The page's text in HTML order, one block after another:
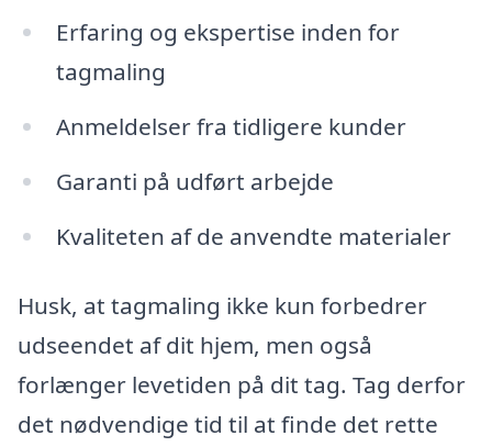
Erfaring og ekspertise inden for
tagmaling
Anmeldelser fra tidligere kunder
Garanti på udført arbejde
Kvaliteten af de anvendte materialer
Husk, at tagmaling ikke kun forbedrer
udseendet af dit hjem, men også
forlænger levetiden på dit tag. Tag derfor
det nødvendige tid til at finde det rette